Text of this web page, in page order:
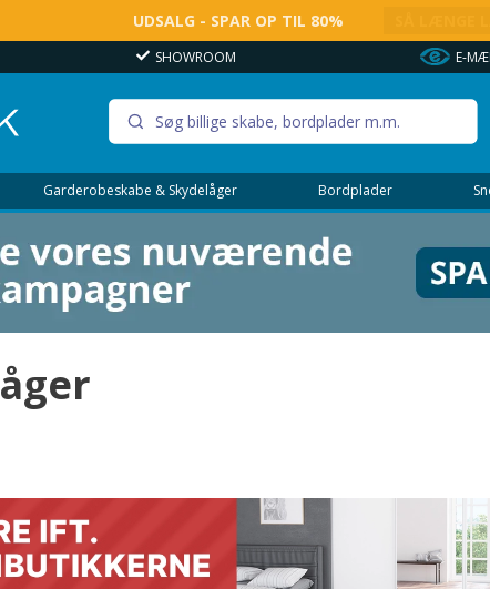
UDSALG - SPAR OP TIL 80%
SHOWROOM E-
Garderobeskabe & Skydelåger Bordplader
og bagside
af enten alu-profiler i forskellig bredde og udførelse, MDF-
på begge sider gør den idéel til walk-in-closet, rumdeler, o.l. Her
og variant type du vil.